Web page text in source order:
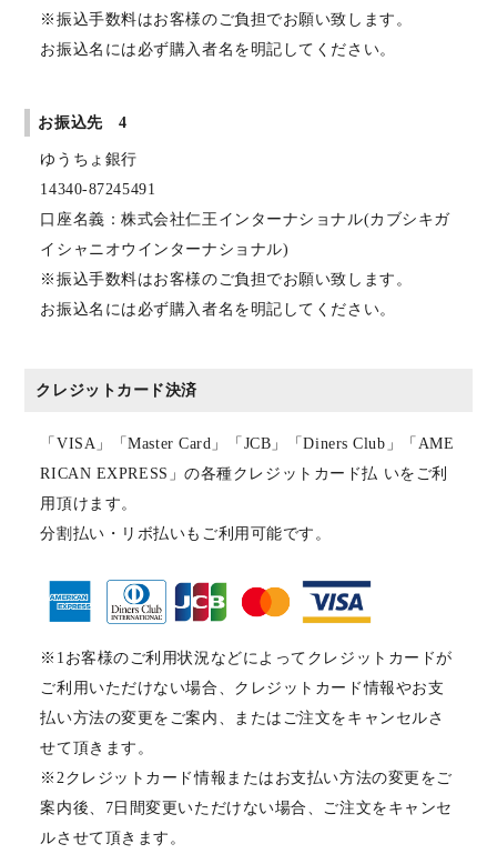
※振込手数料はお客様のご負担でお願い致します。
お振込名には必ず購入者名を明記してください。
お振込先 4
ゆうちょ銀行
14340-87245491
口座名義：株式会社仁王インターナショナル(カブシキガ
イシャニオウインターナショナル)
※振込手数料はお客様のご負担でお願い致します。
お振込名には必ず購入者名を明記してください。
クレジットカード決済
「VISA」「Master Card」「JCB」「Diners Club」「AME
RICAN EXPRESS」の各種クレジットカード払 いをご利
用頂けます。
分割払い・リボ払いもご利用可能です。
※1お客様のご利用状況などによってクレジットカードが
ご利用いただけない場合、クレジットカード情報やお支
払い方法の変更をご案内、またはご注文をキャンセルさ
せて頂きます。
※2クレジットカード情報またはお支払い方法の変更をご
案内後、7日間変更いただけない場合、ご注文をキャンセ
ルさせて頂きます。